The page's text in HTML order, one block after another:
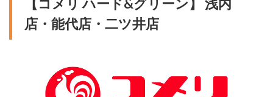
店・能代店・二ツ井店